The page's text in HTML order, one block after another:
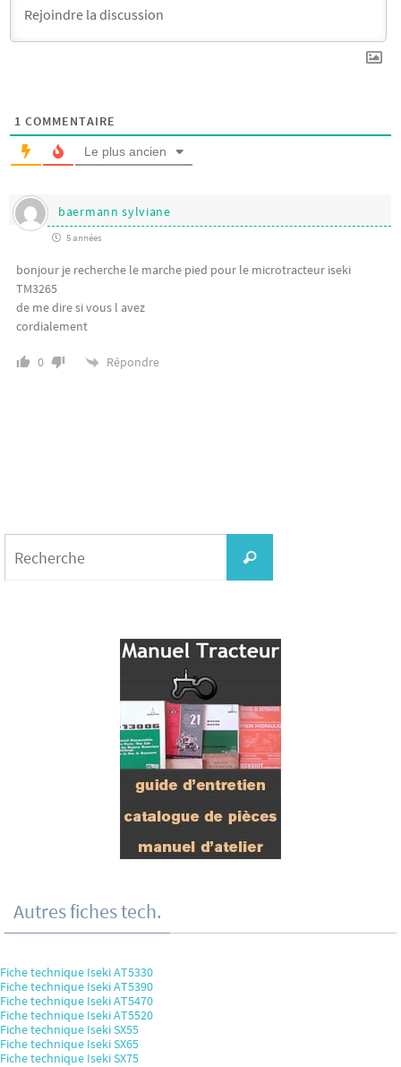
1 COMMENTAIRE
Le plus ancien
baermann sylviane
5 années
bonjour je recherche le marche pied pour le microtracteur iseki
TM3265
de me dire si vous l avez
cordialement
0 Répondre
Recherche
Autres fiches tech.
Fiche technique Iseki AT5330
Fiche technique Iseki AT5390
Fiche technique Iseki AT5470
Fiche technique Iseki AT5520
Fiche technique Iseki SX55
Fiche technique Iseki SX65
Fiche technique Iseki SX75